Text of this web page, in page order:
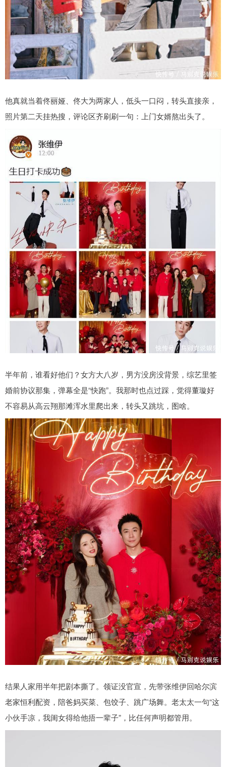
他真就当着佟丽娅、佟大为两家人，低头一口闷，转头直接亲，
照片第二天挂热搜，评论区齐刷刷一句：上门女婿熬出头了。
半年前，谁看好他们？女方大八岁，男方没房没背景，综艺里签
婚前协议那集，弹幕全是“快跑”。我那时也点过踩，觉得董璇好
不容易从高云翔那滩浑水里爬出来，转头又跳坑，图啥。
结果人家用半年把剧本撕了。领证没官宣，先带张维伊回哈尔滨
老家恒利配资，陪爸妈买菜、包饺子、跳广场舞。老太太一句“这
小伙手凉，我闺女得给他捂一辈子”，比任何声明都管用。